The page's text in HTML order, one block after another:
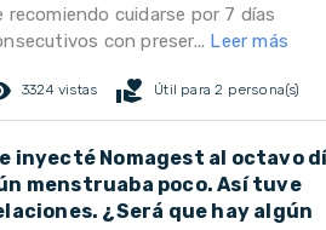
recomiendo cuidarse por 7 días
con preser... Leer más
3324 vistas volunteer_activism Útil para 2 persona(s)
inyecté Nomagest al octavo
menstruaba poco. Así tuve
¿Será que hay algún